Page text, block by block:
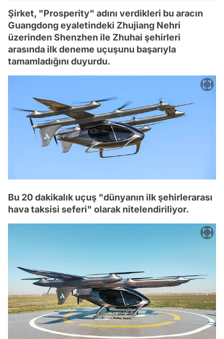
Şirket, "Prosperity" adını verdikleri bu aracın
Guangdong eyaletindeki Zhujiang Nehri
üzerinden Shenzhen ile Zhuhai şehirleri
arasında ilk deneme uçuşunu başarıyla
tamamladığını duyurdu.
Bu 20 dakikalık uçuş "dünyanın ilk şehirlerarası
hava taksisi seferi" olarak nitelendiriliyor.